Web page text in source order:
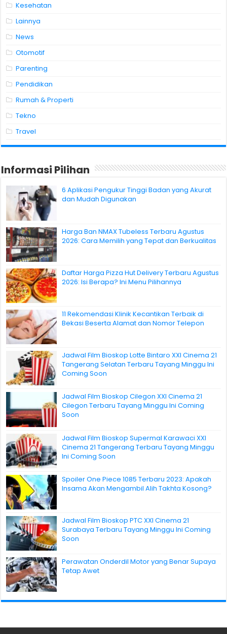
Kesehatan
Lainnya
News
Otomotif
Parenting
Pendidikan
Rumah & Properti
Tekno
Travel
Informasi Pilihan
6 Aplikasi Pengukur Tinggi Badan yang Akurat
dan Mudah Digunakan
Harga Ban NMAX Tubeless Terbaru Agustus
2026: Cara Memilih yang Tepat dan Berkualitas
Daftar Harga Pizza Hut Delivery Terbaru Agustus
2026: Isi Berapa? Ini Menu Pilihannya
11 Rekomendasi Klinik Kecantikan Terbaik di
Bekasi Beserta Alamat dan Nomor Telepon
Jadwal Film Bioskop Lotte Bintaro XXI Cinema 21
Tangerang Selatan Terbaru Tayang Minggu Ini
Coming Soon
Jadwal Film Bioskop Cilegon XXI Cinema 21
Cilegon Terbaru Tayang Minggu Ini Coming
Soon
Jadwal Film Bioskop Supermal Karawaci XXI
Cinema 21 Tangerang Terbaru Tayang Minggu
Ini Coming Soon
Spoiler One Piece 1085 Terbaru 2023: Apakah
Insama Akan Mengambil Alih Takhta Kosong?
Jadwal Film Bioskop PTC XXI Cinema 21
Surabaya Terbaru Tayang Minggu Ini Coming
Soon
Perawatan Onderdil Motor yang Benar Supaya
Tetap Awet